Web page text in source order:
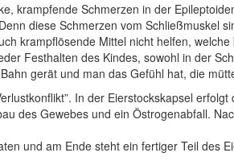
krampfende Schmerzen in der
diese Schmerzen vom Schließmuskel
krampflösende Mittel nicht helfen,
Festhalten des Kindes, sowohl in der
gerät und man das Gefühl hat, die
In der Eierstockskapsel
des Gewebes und ein Östrogenabfall.
und am Ende steht ein fertiger Teil des